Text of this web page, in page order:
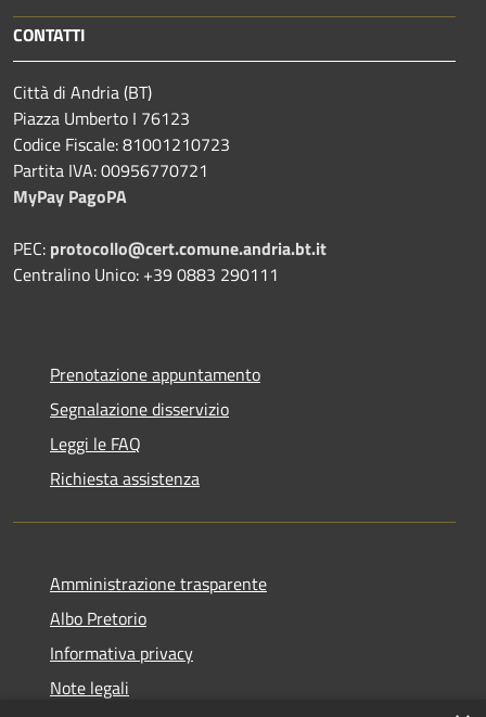
CONTATTI
Città di Andria (BT)
Piazza Umberto I 76123
Codice Fiscale: 81001210723
Partita IVA: 00956770721
MyPay PagoPA
PEC: protocollo@cert.comune.andria.bt.it
Centralino Unico: +39 0883 290111
Prenotazione appuntamento
Segnalazione disservizio
Leggi le FAQ
Richiesta assistenza
Amministrazione trasparente
Albo Pretorio
Informativa privacy
Note legali